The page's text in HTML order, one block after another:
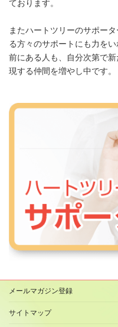
ております。
またハートツリーのサポー
る方々のサポートにも力を
前にある人も、自分次第で
現する仲間を増やし中です。
メールマガジン登録
サイトマップ